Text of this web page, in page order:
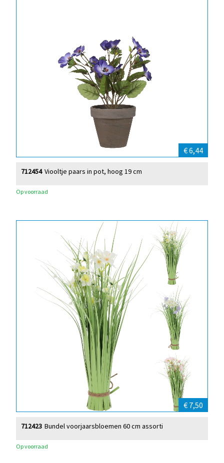
€ 6,44
Viooltje paars in pot, hoog 19 cm
712454
Op voorraad
€ 7,50
Bundel voorjaarsbloemen 60 cm assorti
712423
Op voorraad